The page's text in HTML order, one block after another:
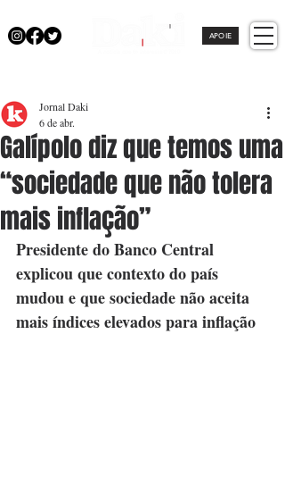
APOIE
Galípolo diz que temos uma
“sociedade que não tolera
mais inflação”
Jornal Daki
6 de abr.
Presidente do Banco Central
explicou que contexto do país
mudou e que sociedade não aceita
mais índices elevados para inflação